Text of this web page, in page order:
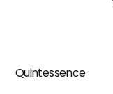
Quintessence